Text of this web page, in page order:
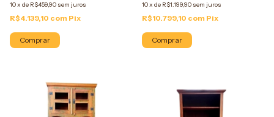
10x de R$459,90 sem juros
R$4.139,10 com Pix
Comprar
10x de R$1.199,90 sem juros
R$10.799,10 com Pix
Comprar